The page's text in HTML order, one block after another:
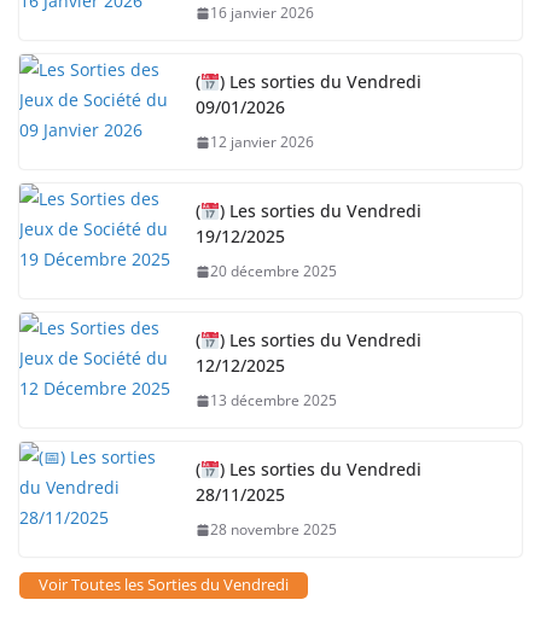
16 janvier 2026
(
) Les sorties du Vendredi
09/01/2026
12 janvier 2026
(
) Les sorties du Vendredi
19/12/2025
20 décembre 2025
(
) Les sorties du Vendredi
12/12/2025
13 décembre 2025
(
) Les sorties du Vendredi
28/11/2025
28 novembre 2025
Voir Toutes les Sorties du Vendredi